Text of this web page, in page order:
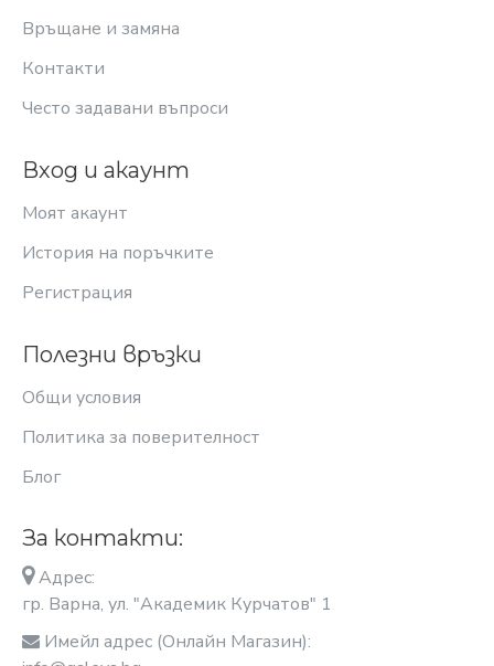
Връщане и замяна
Контакти
Често задавани въпроси
Вход и акаунт
Моят акаунт
История на поръчките
Регистрация
Полезни връзки
Общи условия
Политика за поверителност
Блог
За контакти:
Адрес:
гр. Варна, ул. "Академик Курчатов" 1
Имейл адрес (Онлайн Магазин):